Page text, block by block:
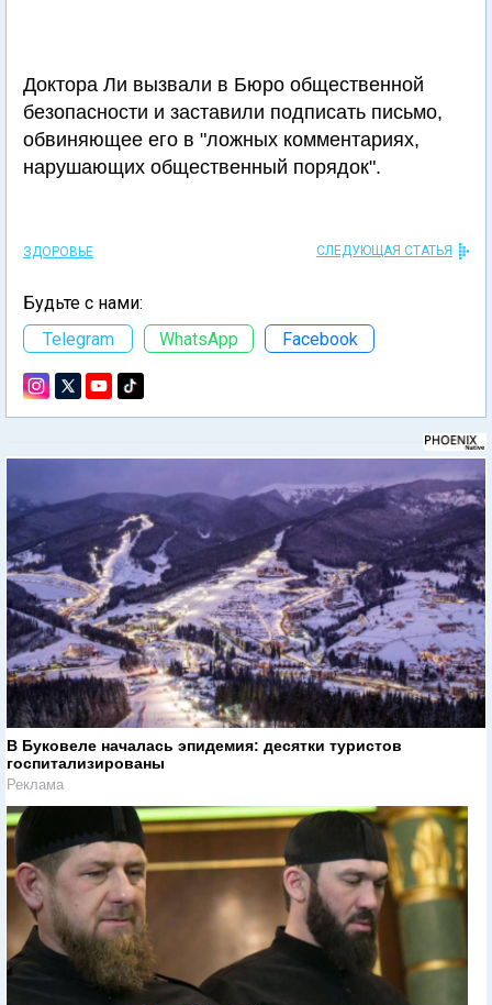
Доктора Ли вызвали в Бюро общественной
безопасности и заставили подписать письмо,
обвиняющее его в "ложных комментариях,
нарушающих общественный порядок".
ЗДОРОВЬЕ СЛЕДУЮЩАЯ СТАТЬЯ
Будьте с нами:
Telegram
WhatsApp Facebook
В Буковеле началась эпидемия: десятки туристов
госпитализированы
Реклама